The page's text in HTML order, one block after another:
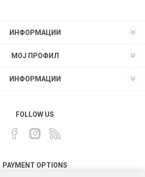
ИНФОРМАЦИИ
МОЈ ПРОФИЛ
ИНФОРМАЦИИ
FOLLOW US
PAYMENT OPTIONS